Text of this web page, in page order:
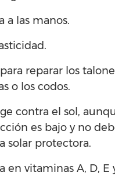
a las manos.
reparar los
o los codos.
contra el sol,
es bajo y no
solar protectora.
en vitaminas A, D, E